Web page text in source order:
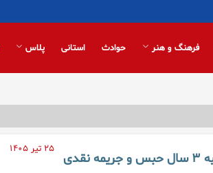
فرهنگ و هنر حوادث استانی پلاس
۲۵ تیر ۱۴۰۵
عامل آتش‌سوزی جنگل‌های چگنی به ۳ سال حبس و جریمه نقدی